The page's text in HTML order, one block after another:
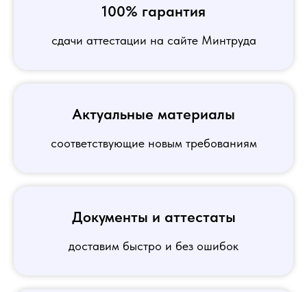
100% гарантия
сдачи аттестации на сайте Минтруда
Актуальные материалы
соответствующие новым требованиям
Документы и аттестаты
доставим быстро и без ошибок